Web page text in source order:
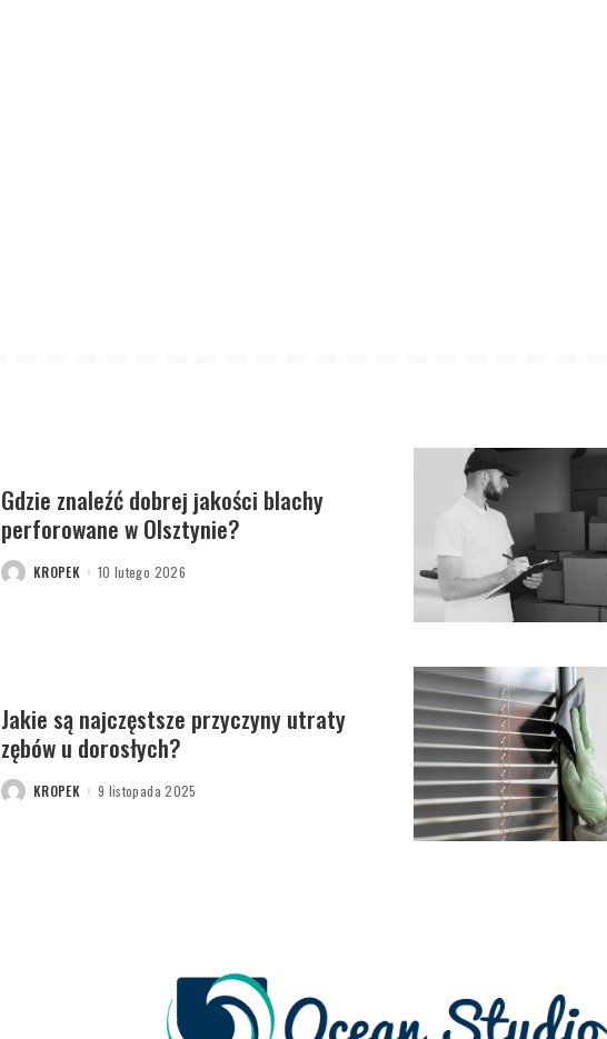
Gdzie znaleźć dobrej jakości blachy
perforowane w Olsztynie?
POSTEDKROPEK 10 lutego 2026
Jakie są najczęstsze przyczyny utraty
zębów u dorosłych?
POSTEDKROPEK 9 listopada 2025